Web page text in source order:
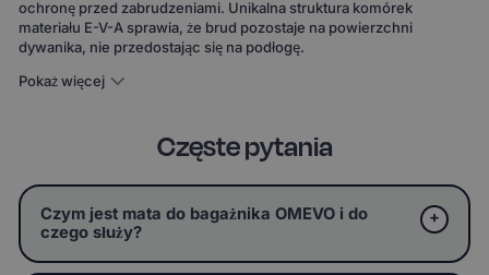
ochronę przed zabrudzeniami. Unikalna struktura komórek
materiału E-V-A sprawia, że brud pozostaje na powierzchni
dywanika, nie przedostając się na podłogę.
Pokaż więcej
Częste pytania
Czym jest mata do bagażnika OMEVO i do
czego służy?